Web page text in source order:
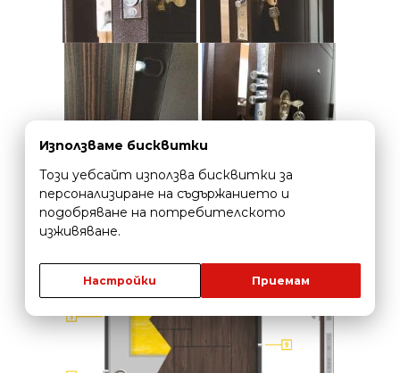
Използваме бисквитки
Този уебсайт използва бисквитки за
персонализиране на съдържанието и
подобряване на потребителското
изживяване.
Настройки Приемам